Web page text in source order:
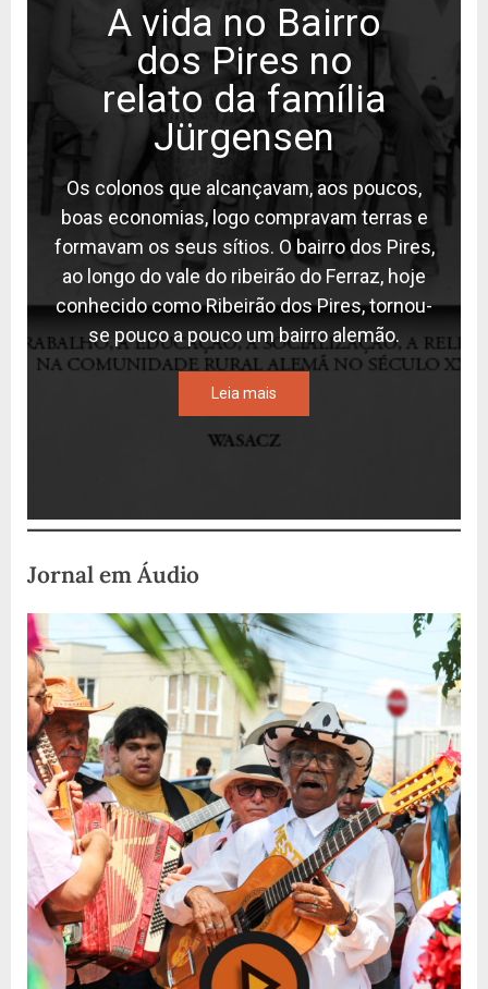
A vida no Bairro
dos Pires no
relato da família
Jürgensen
Os colonos que alcançavam, aos poucos,
boas economias, logo compravam terras e
formavam os seus sítios. O bairro dos Pires,
ao longo do vale do ribeirão do Ferraz, hoje
conhecido como Ribeirão dos Pires, tornou-
se pouco a pouco um bairro alemão.
Leia mais
Jornal em Áudio